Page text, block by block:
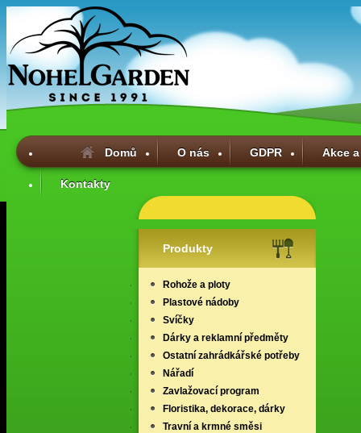
Domů O nás GDPR Akce
Kontakty
Produkty
Rohože a ploty
Plastové nádoby
Svíčky
Dárky a reklamní předměty
Ostatní zahrádkářské potřeby
Nářadí
Zavlažovací program
Floristika, dekorace, dárky
Travní a krmné směsi